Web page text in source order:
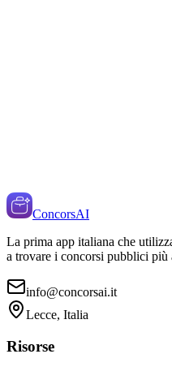
ConcorsAI
La prima app italiana che
a trovare i concorsi pubblici
info@concorsai.it
Lecce, Italia
Risorse